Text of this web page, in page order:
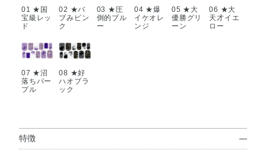
01 ★国
宝級レッ
ド
02 ★バ
ブみピン
ク
03 ★圧
倒的ブル
ー
04 ★爆
イケオレ
ンジ
05 ★大
優勝グリ
ーン
06 ★大
天才イエ
ロー
07 ★沼
落ちパー
プル
08 ★好
ハオブラ
ック
特徴